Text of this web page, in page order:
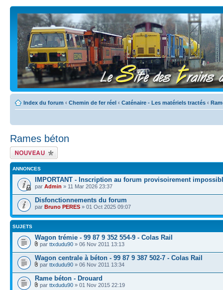
Index du forum ‹ Chemin de fer réel ‹ Caténaire - Les matériels tractés ‹
Rames béton
Écrire un nouveau
sujet
ANNONCES
IMPORTANT - Inscription au forum provisoirement
par Admin » 11 Mar 2026 23:37
Disfonctionnements du forum
par Bruno PERES » 01 Oct 2025 09:07
SUJETS
Wagon trémie - 99 87 9 352 554-9 - Colas Rail
par ttxdudu90 » 06 Nov 2011 13:13
Wagon centrale à béton - 99 87 9 387 502-7 - Colas Rail
par ttxdudu90 » 06 Nov 2011 13:34
Rame béton - Drouard
par ttxdudu90 » 01 Nov 2015 22:19